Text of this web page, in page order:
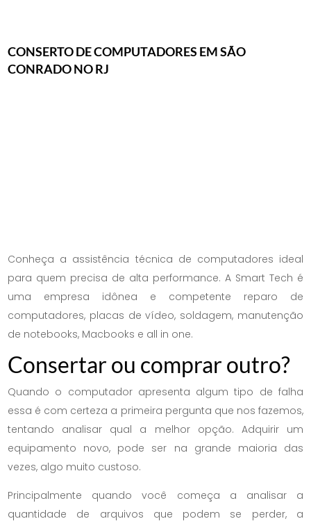
CONSERTO DE COMPUTADORES EM SÃO
CONRADO NO RJ
Conheça a assistência técnica de computadores ideal
para quem precisa de alta performance. A Smart Tech é
uma empresa idônea e competente reparo de
computadores, placas de vídeo, soldagem, manutenção
de notebooks, Macbooks e all in one.
Consertar ou comprar outro?
Quando o computador apresenta algum tipo de falha
essa é com certeza a primeira pergunta que nos fazemos,
tentando analisar qual a melhor opção. Adquirir um
equipamento novo, pode ser na grande maioria das
vezes, algo muito custoso.
Principalmente quando você começa a analisar a
quantidade de arquivos que podem se perder, a